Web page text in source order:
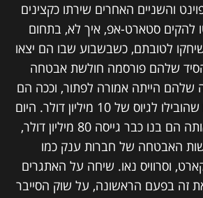
והשניים האחרים שירתו כקצינים
להקים סטארט-אפ, איך לא, בתחום
שיחקו לטובתם, כשבשבוע שבו הם יצאו
הסיד שלהם פורסמה חולשת אבטחה
שלהם הייתה אמורה לפתור, וככה הם
קיבלו 9 טרם שיטים שהובילו לגיוס של 10 מיליון דולר. היום
אוליגו סקיוריטי שאותה הם בנו כבר גייסה 80 מיליון דולר,
האבטחה של חברות ענק כמו
וסרוויס נאו. שיחה על האתגרים
זה בפעם הראשונה, על שוק הסייבר